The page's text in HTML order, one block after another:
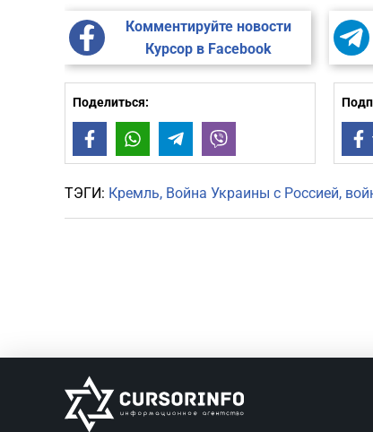
Комментируйте новости
Курсор в Facebook
Поделиться:
FacebookWhatsAppTelegram
ТЭГИ: Кремль Война Украины с Россией